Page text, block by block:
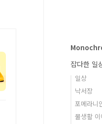
잡다한 일
일상
낙서장
포메라니
물생활 이